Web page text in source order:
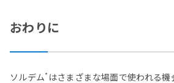
おわりに
ソルデム* はさまざまな場面で使われる機